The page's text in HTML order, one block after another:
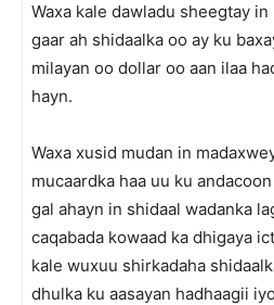
Waxa kale dawladu sheegtay
gaar ah shidaalka oo ay ku
milayan oo dollar oo aan ilaa
hayn.
Waxa xusid mudan in
mucaardka haa uu ku
gal ahayn in shidaal wadanka
caqabada kowaad ka dhigaya
kale wuxuu shirkadaha
dhulka ku aasayan hadhaagii